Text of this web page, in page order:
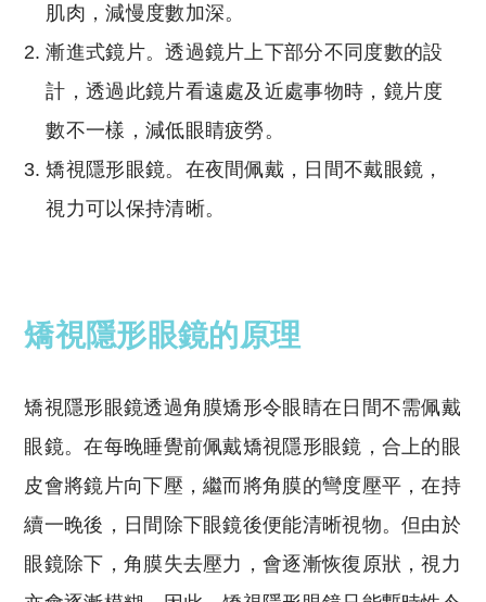
肌肉，減慢度數加深。
漸進式鏡片。透過鏡片上下部分不同度數的設
計，透過此鏡片看遠處及近處事物時，鏡片度
數不一樣，減低眼睛疲勞。
矯視隱形眼鏡。在夜間佩戴，日間不戴眼鏡，
視力可以保持清晰。
矯視隱形眼鏡的原理
矯視隱形眼鏡透過角膜矯形令眼睛在日間不需佩戴
眼鏡。在每晚睡覺前佩戴矯視隱形眼鏡，合上的眼
皮會將鏡片向下壓，繼而將角膜的彎度壓平，在持
續一晚後，日間除下眼鏡後便能清晰視物。但由於
眼鏡除下，角膜失去壓力，會逐漸恢復原狀，視力